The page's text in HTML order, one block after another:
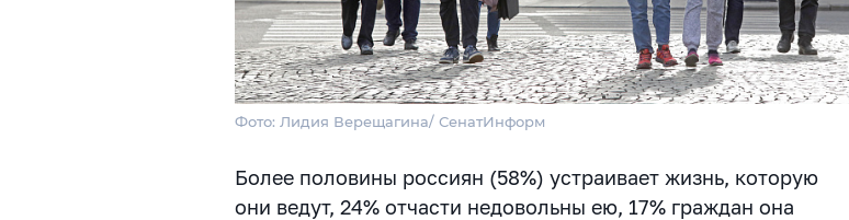
Фото: Лидия Верещагина/ СенатИнформ
Более половины россиян (58%) устраивает жизнь, которую
они ведут, 24% отчасти недовольны ею, 17% граждан она